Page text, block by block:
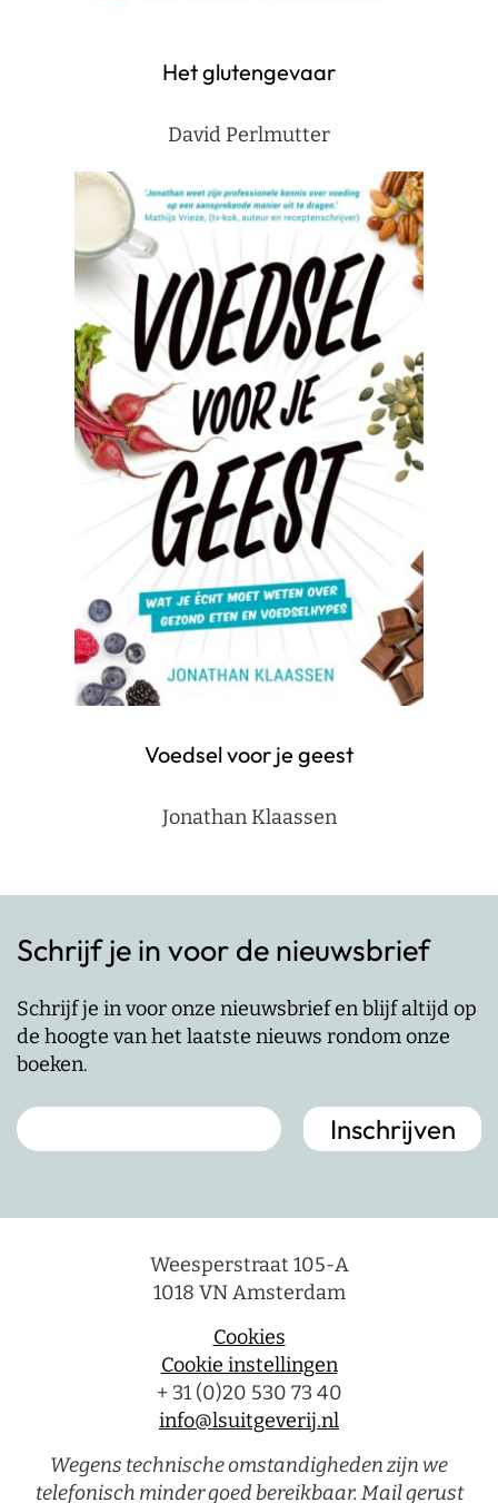
Het glutengevaar
David Perlmutter
Voedsel voor je geest
Jonathan Klaassen
Schrijf je in voor de nieuwsbrief
Schrijf je in voor onze nieuwsbrief en blijf altijd op
de hoogte van het laatste nieuws rondom onze
boeken.
Weesperstraat 105-A
1018 VN Amsterdam
Cookies
Cookie instellingen
+ 31 (0)20 530 73 40
info@lsuitgeverij.nl
Wegens technische omstandigheden zijn we
telefonisch minder goed bereikbaar. Mail gerust